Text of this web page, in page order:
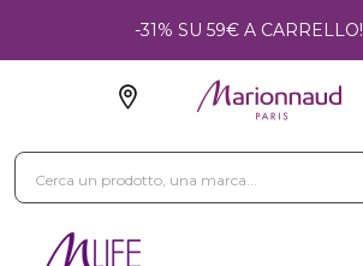
-31% SU 59€ A CARRELLO!